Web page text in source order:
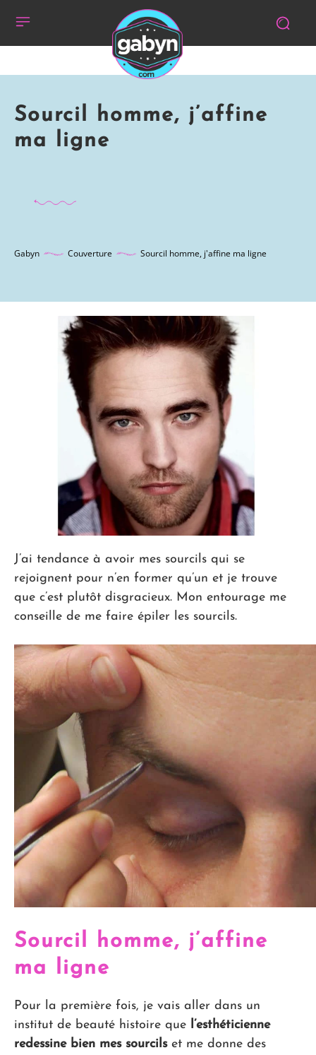
Sourcil homme, j’affine
ma ligne
Gabyn Couverture Sourcil homme, j'affine ma ligne
J’ai tendance à avoir mes sourcils qui se
rejoignent pour n’en former qu’un et je trouve
que c’est plutôt disgracieux. Mon entourage me
conseille de me faire épiler les sourcils.
Sourcil homme, j’affine
ma ligne
Pour la première fois, je vais aller dans un
institut de beauté histoire que l’esthéticienne
redessine bien mes sourcilset me donne des